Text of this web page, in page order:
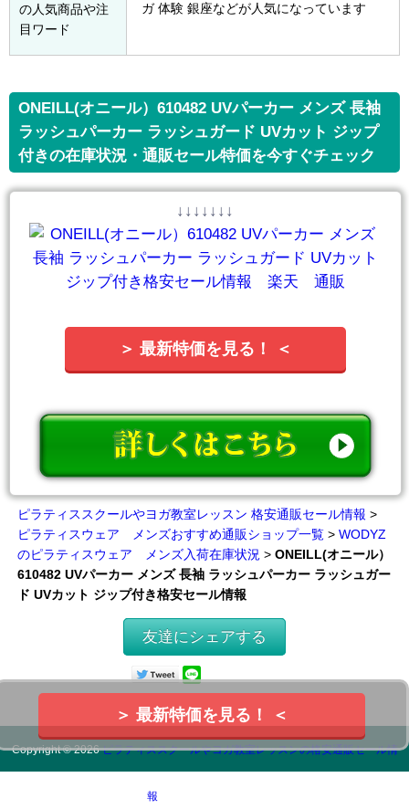
の人気商品や注
目ワード
ガ 体験 銀座などが人気になっています
ONEILL(オニール）610482 UVパーカー メンズ 長袖
ラッシュパーカー ラッシュガード UVカット ジップ
付きの在庫状況・通販セール特価を今すぐチェック
↓↓↓↓↓↓↓
＞ 最新特価を見る！ ＜
ピラティススクールやヨガ教室レッスン 格安通販セール情報 >
ピラティスウェア メンズおすすめ通販ショップ一覧> WODYZ
のピラティスウェア メンズ入荷在庫状況 > ONEILL(オニール）
610482 UVパーカー メンズ 長袖 ラッシュパーカー ラッシュガー
ド UVカット ジップ付き格安セール情報
友達にシェアする
Copyright ©2026ピラティススクールやヨガ教室レッスンの格安通販セール情
報
＞ 最新特価を見る！ ＜